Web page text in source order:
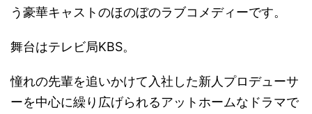
う豪華キャストのほのぼのラブコメディーです。
舞台はテレビ局KBS。
憧れの先輩を追いかけて入社した新人プロデューサ
ーを中心に繰り広げられるアットホームなドラマで